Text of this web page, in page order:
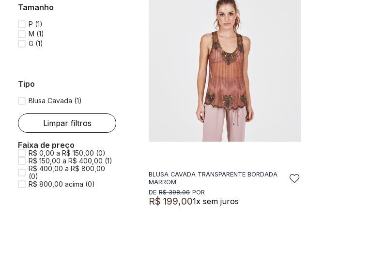
tamanho
P (1)
M (1)
G (1)
tipo
Blusa Cavada (1)
Faixa de preço
R$ 0,00 a R$ 150,00 (0)
R$ 150,00 a R$ 400,00 (1)
R$ 400,00 a R$ 800,00
(0)
R$ 800,00 acima (0)
ADICIONAR A SACOLA
BLUSA CAVADA TRANSPARENTE BORDADA
MARROM
R$ 398,00
R$ 199,001x sem juros